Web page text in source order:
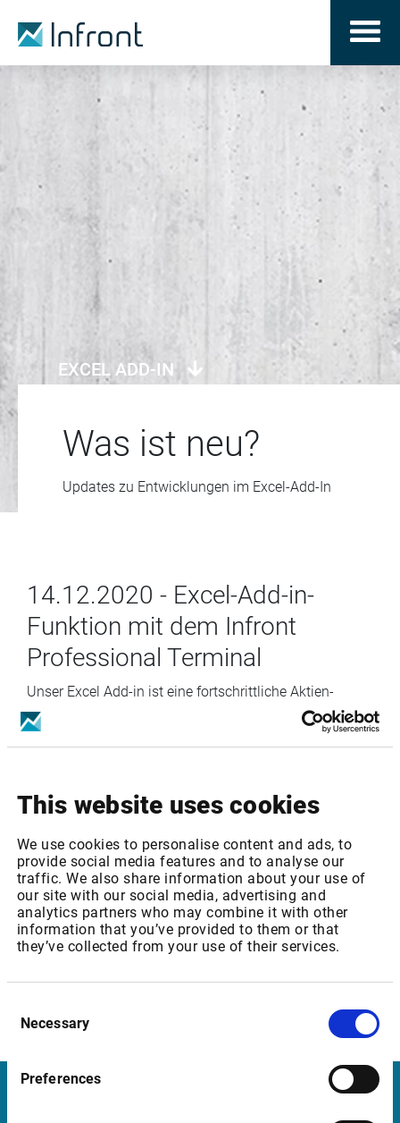
This website uses cookies
We use cookies to personalise content and ads, to
provide social media features and to analyse our
traffic. We also share information about your use of
our site with our social media, advertising and
analytics partners who may combine it with other
information that you’ve provided to them or that
they’ve collected from your use of their services.
Selection
Necessary
Preferences
EXCEL ADD-IN
Was ist neu?
Updates zu Entwicklungen im Excel-Add-In
14.12.2020 - Excel-Add-in-
Funktion mit dem Infront
Professional Terminal
Unser Excel Add-in ist eine fortschrittliche Aktien-
und Sektoranalyse-Plattform, mit der Sie mehrere
Unternehmenstabellen mit Jahresabschlüssen,
Unsere Fundamentaldaten beziehen wir von WVB
(World Vest Best) und FactSet. Sie können
Fundamentaldaten erhalten, die bis zu 30 Jahre
zurückreichen.
Bitte beachten Sie, dass Sie Zugriff auf unser Excel-
Add-in haben, wenn Sie unser Infront Professional